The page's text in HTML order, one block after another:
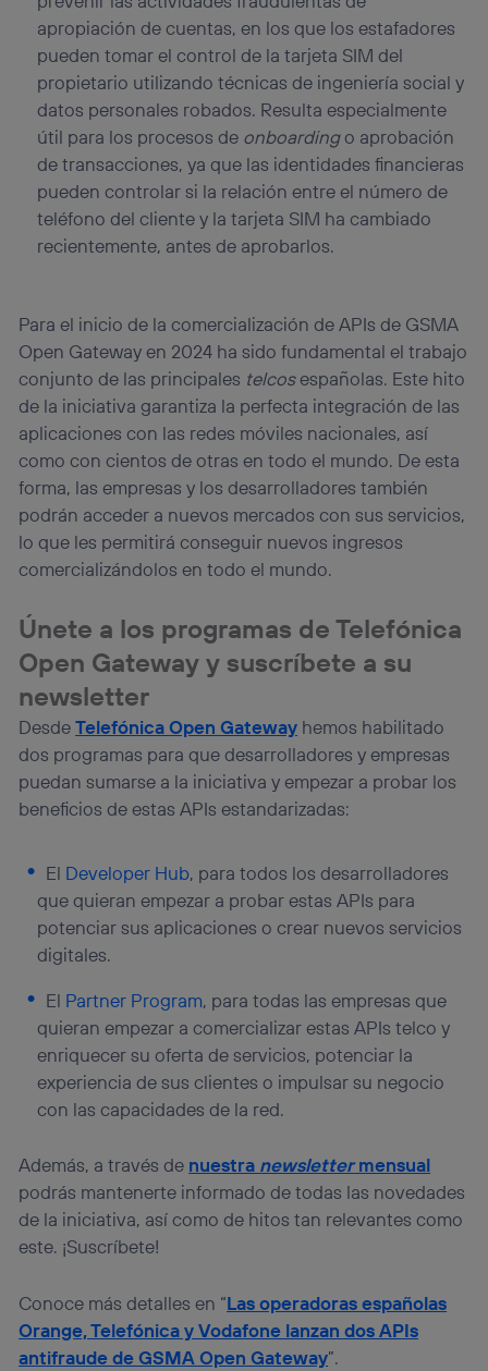
apropiación de cuentas, en los que los estafadores
pueden tomar el control de la tarjeta SIM del
propietario utilizando técnicas de ingeniería social y
datos personales robados. Resulta especialmente
útil para los procesos de onboardingo aprobación
de transacciones, ya que las identidades financieras
pueden controlar si la relación entre el número de
teléfono del cliente y la tarjeta SIM ha cambiado
recientemente, antes de aprobarlos.
Para el inicio de la comercialización de APIs de GSMA
Open Gateway en 2024 ha sido fundamental el trabajo
conjunto de las principales telcosespañolas. Este hito
de la iniciativa garantiza la perfecta integración de las
aplicaciones con las redes móviles nacionales, así
como con cientos de otras en todo el mundo. De esta
forma, las empresas y los desarrolladores también
podrán acceder a nuevos mercados con sus servicios,
lo que les permitirá conseguir nuevos ingresos
comercializándolos en todo el mundo.
Únete a los programas de Telefónica
Open Gateway y suscríbete a su
newsletter
DesdeTelefónica Open Gateway hemos habilitado
dos programas para que desarrolladores y empresas
puedan sumarse a la iniciativa y empezar a probar los
beneficios de estas APIs estandarizadas:
El Developer Hub, para todos los desarrolladores
que quieran empezar a probar estas APIs para
potenciar sus aplicaciones o crear nuevos servicios
digitales.
El Partner Program, para todas las empresas que
quieran empezar a comercializar estas APIs telco y
enriquecer su oferta de servicios, potenciar la
experiencia de sus clientes o impulsar su negocio
con las capacidades de la red.
Además, a través de nuestra newslettermensual
podrás mantenerte informado de todas las novedades
de la iniciativa, así como de hitos tan relevantes como
este. ¡Suscríbete!
Conoce más detalles en “Las operadoras españolas
Orange, Telefónica y Vodafone lanzan dos APIs
antifraude de GSMA Open Gateway”.